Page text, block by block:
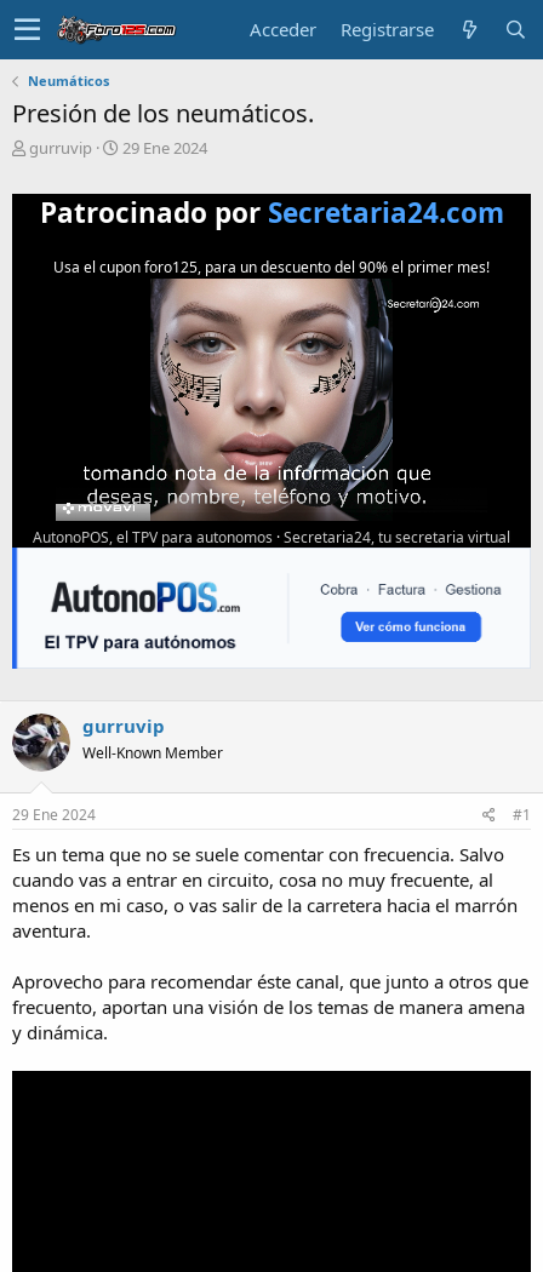
Acceder Registrarse
Neumáticos
Presión de los neumáticos.
T
m
gurruvip
F
c
h
e
29 Ene 2024
Patrocinado por Secretaria24.com
Usa el cupon foro125, para un descuento del 90% el primer mes!
AutonoPOS, el TPV para autonomos ·Secretaria24, tu secretaria virtual
gurruvip
Well-Known Member
29 Ene 2024 #1
Es un tema que no se suele comentar con frecuencia. Salvo
cuando vas a entrar en circuito, cosa no muy frecuente, al
menos en mi caso, o vas salir de la carretera hacia el marrón
aventura.
Aprovecho para recomendar éste canal, que junto a otros que
frecuento, aportan una visión de los temas de manera amena
y dinámica.